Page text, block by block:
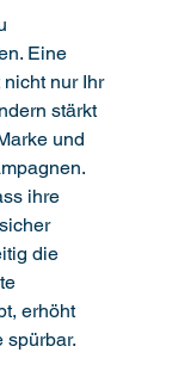
Eine
nur Ihr
stärkt
und
ihre
die
erhöht
spürbar.